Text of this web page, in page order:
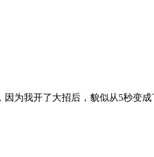
为我开了大招后，貌似从5秒变